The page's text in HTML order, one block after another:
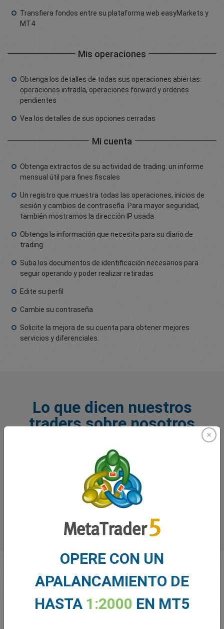
Transfiera fondos entre su plataforma web easyMarkets y
MT4
Mis operaciones
Obtenga los detalles de todas sus operaciones abiertas:
operaciones intradía, operaciones forward y ordenes
pendientes
Vea los detalles de sus opciones cerradas
Mi cuenta
Obtenga extractos de su actividad de trading: un informe
mensual útil para fines fiscales
Un registro que muestra todas las operaciones, inicios de
sesión y cambios de contraseña. Para mayor seguridad,
también mostramos la dirección IP usada
Obtenga la información que necesita para su diario de
trading
Suba los documentos de identificación necesarios para
seguir operando y poder realizar retiradas
Edite su perfil
Cambie su contraseña
Solicite la mejora de su cuenta para obtener mejores
servicios y diferenciales.
Lo que dicen nuestros
traders sobre nosotros
OPERE CON UN
APALANCAMIENTO DE
HASTA 1:2000 EN MT5